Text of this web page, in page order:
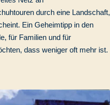
durch eine Landschaft,
Ein Geheimtipp in den
für Familien und für
dass weniger oft mehr ist.